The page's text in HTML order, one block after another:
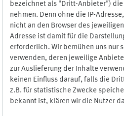
bezeichnet als "Dritt-Anbieter") die
nehmen. Denn ohne die IP-
nicht an den Browser des
Adresse ist damit für die
erforderlich. Wir bemühen uns nur
verwenden, deren jeweilige
zur Auslieferung der Inhalte
keinen Einfluss darauf, falls die
z.B. für statistische Zwecke
bekannt ist, klären wir die Nutzer